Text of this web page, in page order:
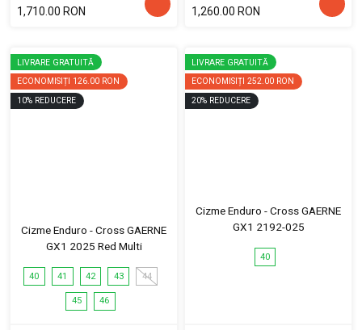
1,710.00 RON
1,260.00 RON
LIVRARE GRATUITĂ
ECONOMISIȚI 126.00 RON
10% REDUCERE
Cizme Enduro - Cross GAERNE
GX1 2025 Red Multi
40 41 42 43 44
45 46
LIVRARE GRATUITĂ
ECONOMISIȚI 252.00 RON
20% REDUCERE
Cizme Enduro - Cross GAERNE
GX1 2192-025
40